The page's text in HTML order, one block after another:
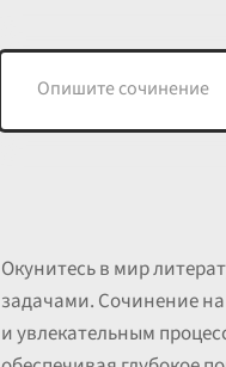
Окунитесь в мир
задачами. Сочинение
и увлекательным